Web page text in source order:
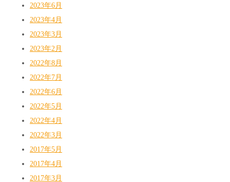
2023年6月
2023年4月
2023年3月
2023年2月
2022年8月
2022年7月
2022年6月
2022年5月
2022年4月
2022年3月
2017年5月
2017年4月
2017年3月